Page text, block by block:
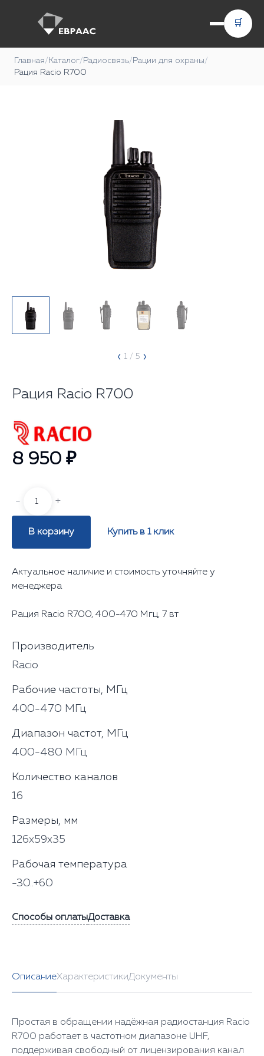
🛒
Главная/ Каталог/ Радиосвязь/ Рации для охраны/
Рация Racio R700
‹ 1 / 5 ›
Рация Racio R700
8 950 ₽
- +
В корзину Купить в 1 клик
Актуальное наличие и стоимость уточняйте у
менеджера
Рация Racio R700, 400-470 Мгц, 7 вт
Производитель
Racio
Рабочие частоты, МГц
400-470 МГц
Диапазон частот, МГц
400-480 МГц
Количество каналов
16
Размеры, мм
126x59x35
Рабочая температура
-30..+60
Способы оплатыДоставка
ОписаниеХарактеристикиДокументы
Простая в обращении надёжная радиостанция Racio
R700 работает в частотном диапазоне UHF,
поддерживая свободный от лицензирования канал